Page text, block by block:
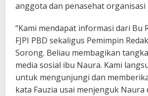
anggota dan penasehat organisasi
“Kami mendapat informasi dari Bu
FJPI PBD sekaligus Pemimpin
Sorong. Beliau membagikan
media sosial ibu Naura. Kami
untuk mengunjungi dan
kata Fauzia usai menjenguk Naura